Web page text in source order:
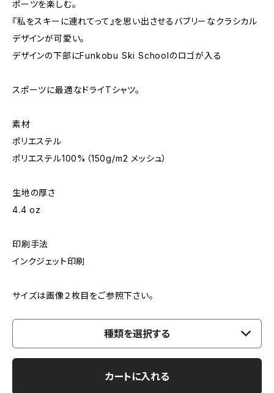
ポーツを楽しむ。
『私をスキーに連れてって』を思い出させるバブリーなクラシカル
デザインが可愛い。
デザインの下部にFunkobu Ski Schoolのロゴが入る
スポーツに最適なドライTシャツ。
素材
ポリエステル
ポリエステル100%（150g/m2 メッシュ）
生地の厚さ
4.4 oz
印刷手法
インクジェット印刷
サイズは画像２枚目をご参照下さい。
種類を選択する
カートに入れる